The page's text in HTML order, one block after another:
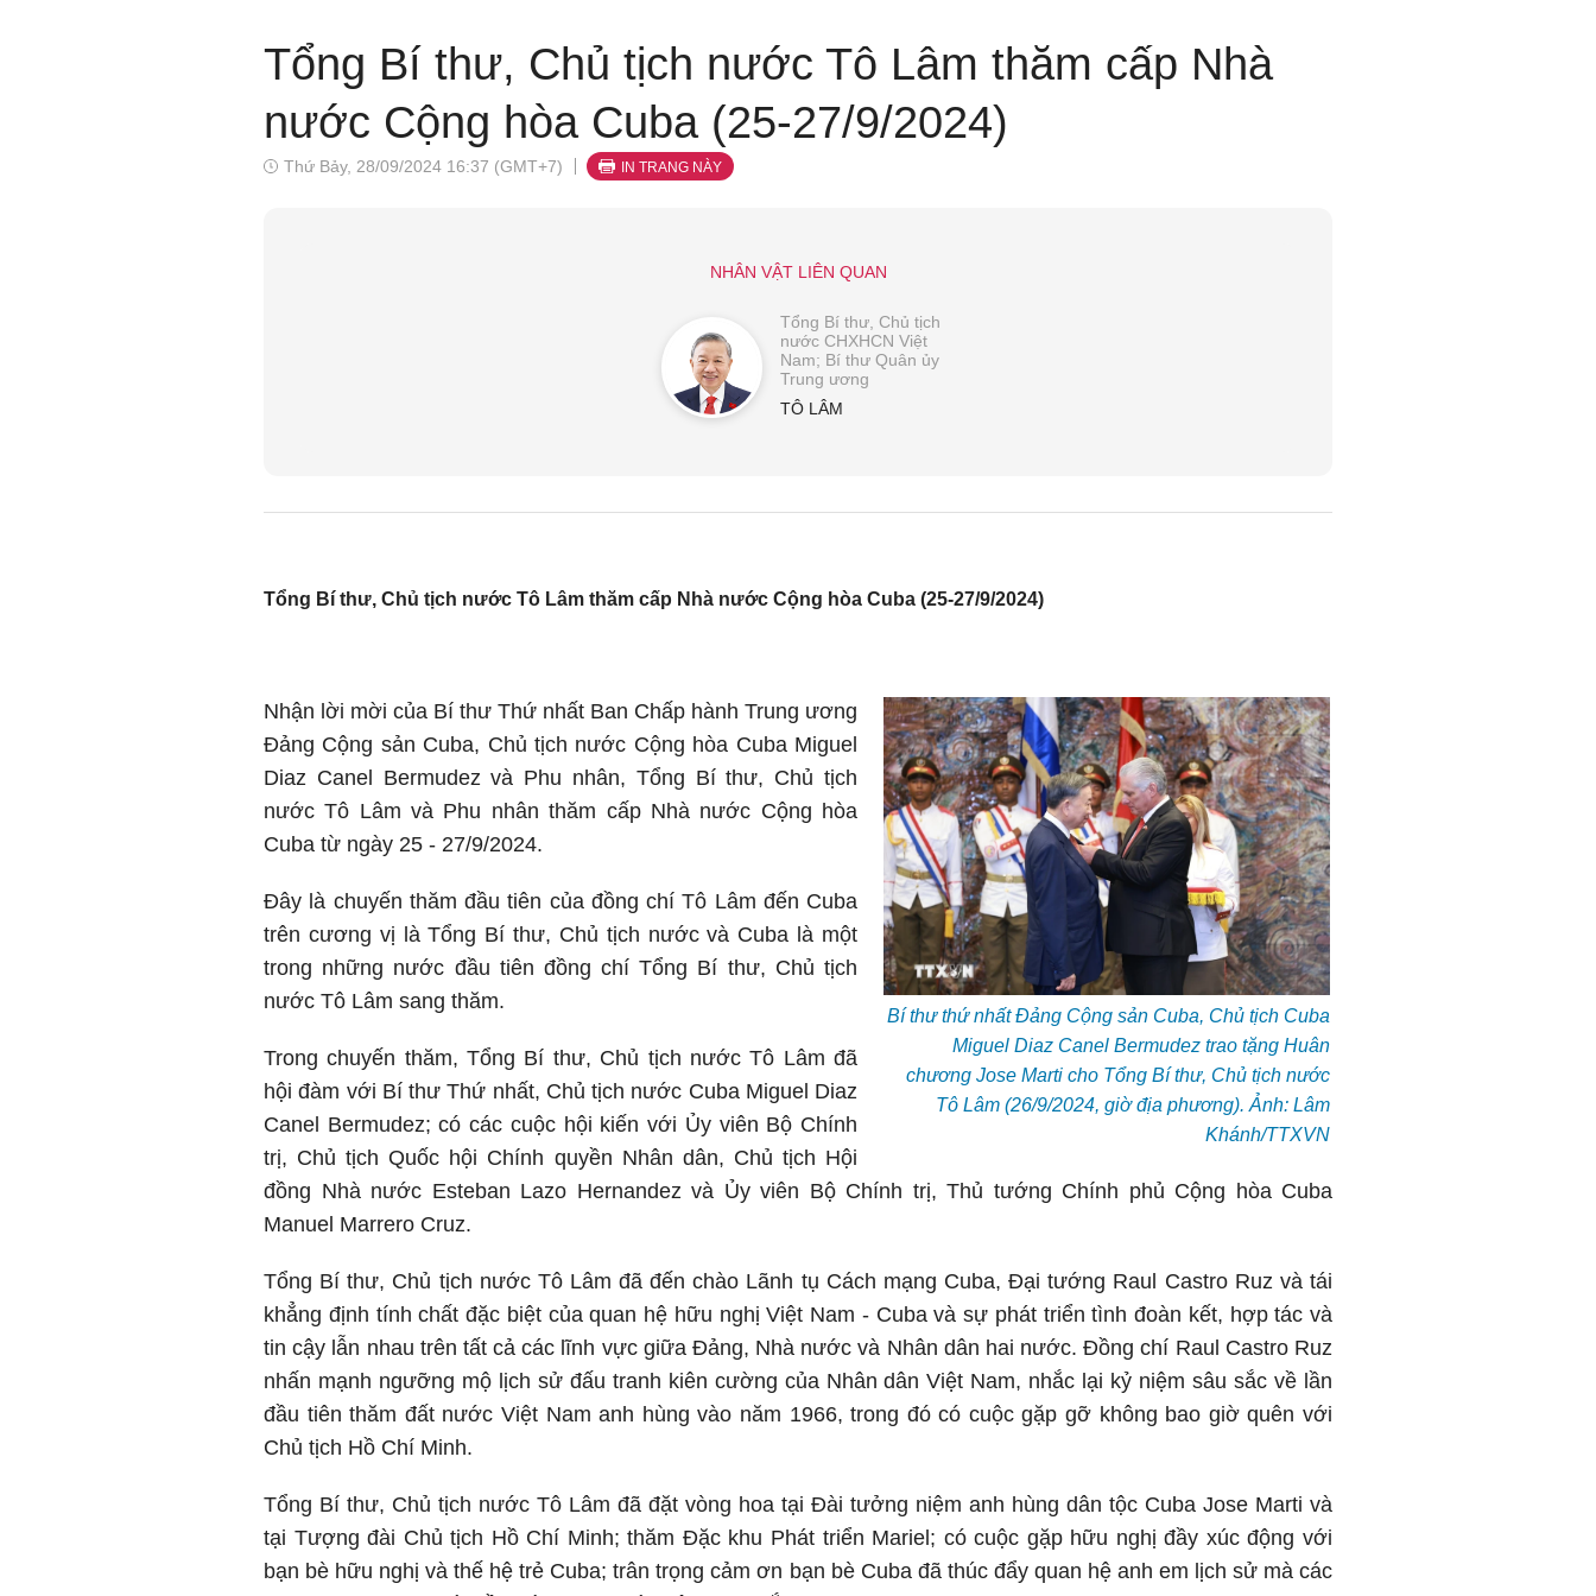
Tổng Bí thư, Chủ tịch nước Tô Lâm thăm cấp Nhà
nước Cộng hòa Cuba (25-27/9/2024)
Thứ Bảy, 28/09/2024 16:37 (GMT+7) IN TRANG NÀY
NHÂN VẬT LIÊN QUAN
Tổng Bí thư, Chủ tịch
nước CHXHCN Việt
Nam; Bí thư Quân ủy
Trung ương
TÔ LÂM
Tổng Bí thư, Chủ tịch nước Tô Lâm thăm cấp Nhà nước Cộng hòa Cuba (25-27/9/2024)
Bí thư thứ nhất Đảng Cộng sản Cuba, Chủ tịch Cuba
Miguel Diaz Canel Bermudez trao tặng Huân
chương Jose Marti cho Tổng Bí thư, Chủ tịch nước
Tô Lâm (26/9/2024, giờ địa phương). Ảnh: Lâm
Khánh/TTXVN
Nhận lời mời của Bí thư Thứ nhất Ban Chấp hành Trung ương
Đảng Cộng sản Cuba, Chủ tịch nước Cộng hòa Cuba Miguel
Diaz Canel Bermudez và Phu nhân, Tổng Bí thư, Chủ tịch
nước Tô Lâm và Phu nhân thăm cấp Nhà nước Cộng hòa
Cuba từ ngày 25 - 27/9/2024.
Đây là chuyến thăm đầu tiên của đồng chí Tô Lâm đến Cuba
trên cương vị là Tổng Bí thư, Chủ tịch nước và Cuba là một
trong những nước đầu tiên đồng chí Tổng Bí thư, Chủ tịch
nước Tô Lâm sang thăm.
Trong chuyến thăm, Tổng Bí thư, Chủ tịch nước Tô Lâm đã
hội đàm với Bí thư Thứ nhất, Chủ tịch nước Cuba Miguel Diaz
Canel Bermudez; có các cuộc hội kiến với Ủy viên Bộ Chính
trị, Chủ tịch Quốc hội Chính quyền Nhân dân, Chủ tịch Hội
đồng Nhà nước Esteban Lazo Hernandez và Ủy viên Bộ Chính trị, Thủ tướng Chính phủ Cộng hòa Cuba
Manuel Marrero Cruz.
Tổng Bí thư, Chủ tịch nước Tô Lâm đã đến chào Lãnh tụ Cách mạng Cuba, Đại tướng Raul Castro Ruz và tái
khẳng định tính chất đặc biệt của quan hệ hữu nghị Việt Nam - Cuba và sự phát triển tình đoàn kết, hợp tác và
tin cậy lẫn nhau trên tất cả các lĩnh vực giữa Đảng, Nhà nước và Nhân dân hai nước. Đồng chí Raul Castro Ruz
nhấn mạnh ngưỡng mộ lịch sử đấu tranh kiên cường của Nhân dân Việt Nam, nhắc lại kỷ niệm sâu sắc về lần
đầu tiên thăm đất nước Việt Nam anh hùng vào năm 1966, trong đó có cuộc gặp gỡ không bao giờ quên với
Chủ tịch Hồ Chí Minh.
Tổng Bí thư, Chủ tịch nước Tô Lâm đã đặt vòng hoa tại Đài tưởng niệm anh hùng dân tộc Cuba Jose Marti và
tại Tượng đài Chủ tịch Hồ Chí Minh; thăm Đặc khu Phát triển Mariel; có cuộc gặp hữu nghị đầy xúc động với
bạn bè hữu nghị và thế hệ trẻ Cuba; trân trọng cảm ơn bạn bè Cuba đã thúc đẩy quan hệ anh em lịch sử mà các